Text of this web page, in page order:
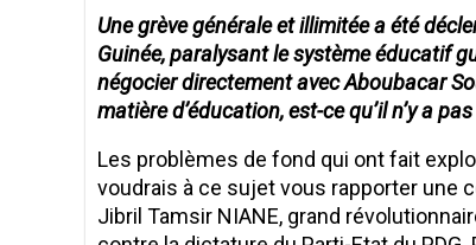
Une grève générale et illimitée a été
Guinée, paralysant le système éducatif
négocier directement avec Aboubacar
matière d’éducation, est-ce qu’il n’y a
Les problèmes de fond qui ont fait
voudrais à ce sujet vous rapporter une
Jibril Tamsir NIANE, grand